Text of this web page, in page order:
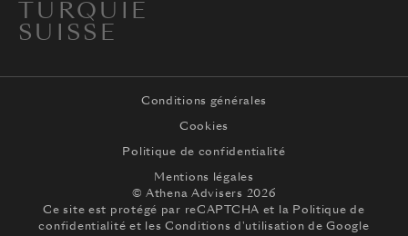
TURQUIE
SUISSE
Conditions générales
Cookies
Politique de confidentialité
Mentions légales
© Athena Advisers 2026
Ce site est protégé par reCAPTCHA et la Politique de
confidentialité et lesConditions d'utilisation de Google